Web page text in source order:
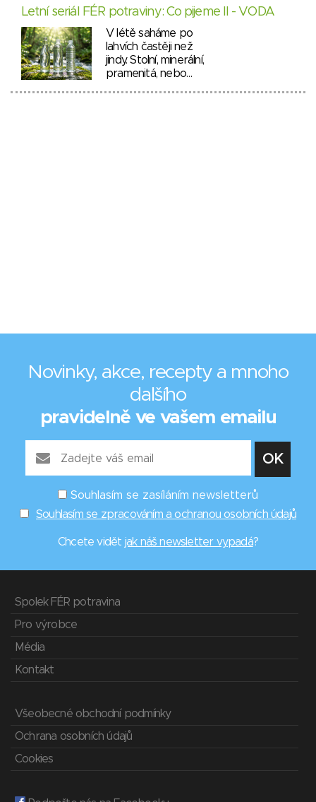
Letní seriál FÉR potraviny: Co pijeme II - VODA
V létě saháme po
lahvích častěji než
jindy. Stolní, minerální,
pramenitá, nebo…
Novinky, akce, recepty a mnoho
dalšího
pravidelně ve vašem emailu
Souhlasím se zasíláním newsletterů
Souhlasím se zpracováním a ochranou osobních údajů
Chcete vidět jak náš newsletter vypadá?
Spolek FÉR potravina
Pro výrobce
Média
Kontakt
Všeobecné obchodní podmínky
Ochrana osobních údajů
Cookies